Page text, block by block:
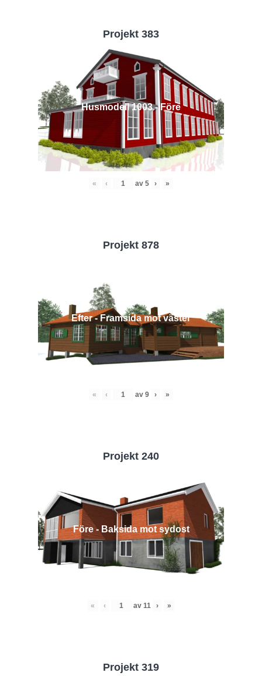
Projekt 383
Husmodell 1003 - Före
« ‹ av 5 › »
Projekt 878
Efter - Framsida mot väster
« ‹ av 9 › »
Projekt 240
Före - Baksida mot sydost
« ‹ av 11 › »
Projekt 319